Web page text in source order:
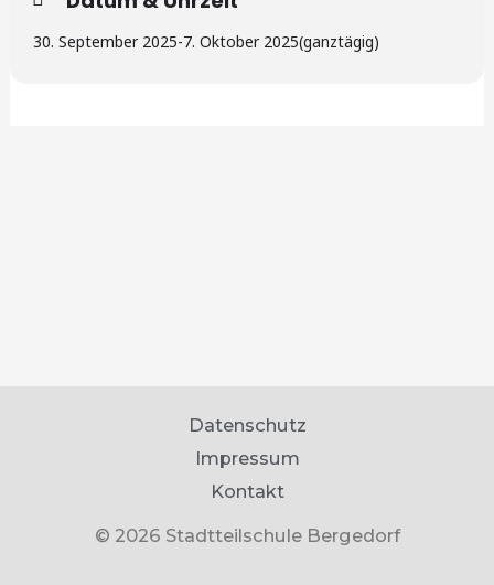
30. September 2025-7. Oktober 2025(ganztägig)
Datenschutz
Impressum
Kontakt
© 2026 Stadtteilschule Bergedorf